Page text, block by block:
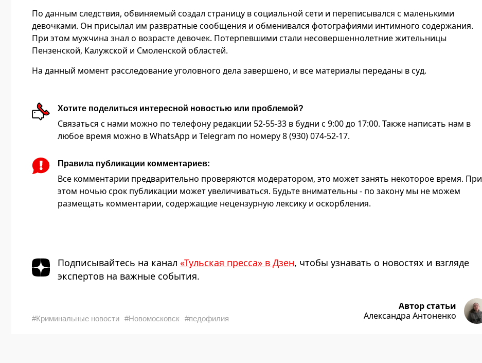
По данным следствия, обвиняемый создал страницу в социальной сети и переписывался с маленькими
девочками. Он присылал им развратные сообщения и обменивался фотографиями интимного содержания.
При этом мужчина знал о возрасте девочек. Потерпевшими стали несовершеннолетние жительницы
Пензенской, Калужской и Смоленской областей.
На данный момент расследование уголовного дела завершено, и все материалы переданы в суд.
Хотите поделиться интересной новостью или проблемой?
Связаться с нами можно по телефону редакции 52-55-33 в будни с 9:00 до 17:00. Также написать нам в
любое время можно в WhatsApp и Telegram по номеру 8 (930) 074-52-17.
Правила публикации комментариев:
Все комментарии предварительно проверяются модератором, это может занять некоторое время. При
этом ночью срок публикации может увеличиваться. Будьте внимательны - по закону мы не можем
размещать комментарии, содержащие нецензурную лексику и оскорбления.
Подписывайтесь на канал «Тульская пресса» в Дзен, чтобы узнавать о новостях и взгляде
экспертов на важные события.
#Криминальные новости #Новомосковск #педофилия
Автор статьи
Александра Антоненко